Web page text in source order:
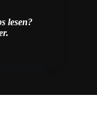
lesen?
.